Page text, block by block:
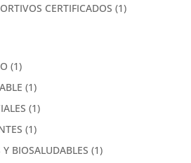
CERTIFICADOS (1)
(1)
(1)
(1)
(1)
BIOSALUDABLES (1)